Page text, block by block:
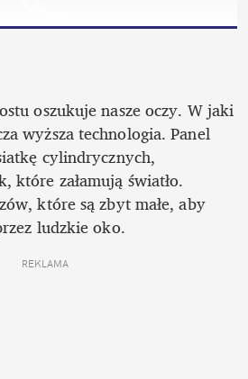
oszukuje nasze oczy. W jaki
wyższa technologia. Panel
cylindrycznych,
które załamują światło.
które są zbyt małe, aby
ludzkie oko.
REKLAMA